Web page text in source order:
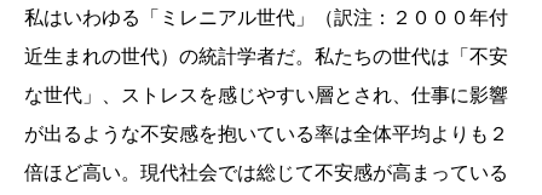
私はいわゆる「ミレニアル世代」（訳注：２０００年付
近生まれの世代）の統計学者だ。私たちの世代は「不安
な世代」、ストレスを感じやすい層とされ、仕事に影響
が出るような不安感を抱いている率は全体平均よりも２
倍ほど高い。現代社会では総じて不安感が高まっている